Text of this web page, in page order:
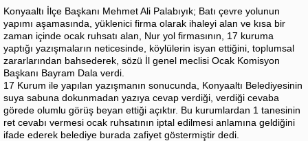
Konyaaltı İlçe Başkanı Mehmet Ali Palabıyık; Batı çevre yolunun
yapımı aşamasında, yüklenici firma olarak ihaleyi alan ve kısa bir
zaman içinde ocak ruhsatı alan, Nur yol firmasının, 17 kuruma
yaptığı yazışmaların neticesinde, köylülerin isyan ettiğini, toplumsal
zararlarından bahsederek, sözü İl genel meclisi Ocak Komisyon
Başkanı Bayram Dala verdi.
17 Kurum ile yapılan yazışmanın sonucunda, Konyaaltı Belediyesinin
suya sabuna dokunmadan yazıya cevap verdiği, verdiği cevaba
görede olumlu görüş beyan ettiği açıktır. Bu kurumlardan 1 tanesinin
ret cevabı vermesi ocak ruhsatının iptal edilmesi anlamına geldiğini
ifade ederek belediye burada zafiyet göstermiştir dedi.